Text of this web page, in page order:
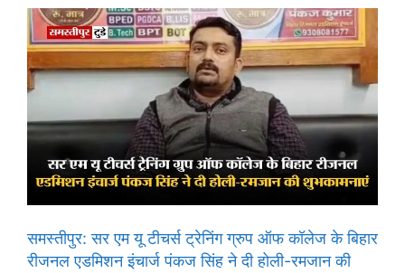
समस्तीपुर: सर एम यू टीचर्स ट्रेनिंग ग्रुप ऑफ कॉलेज के बिहार
रीजनल एडमिशन इंचार्ज पंकज सिंह ने दी होली-रमजान की